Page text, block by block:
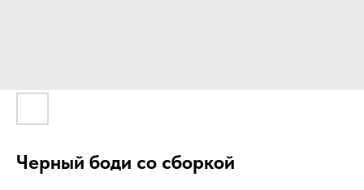
Черный боди со сборкой